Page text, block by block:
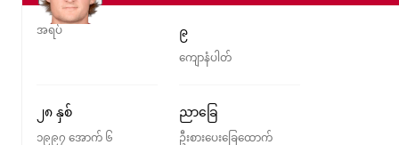
အရပ် ၉
ကျောနံပါတ်
၂၈ နှစ်
၁၉၉၇ အောက် ၆
ညာခြေ
ဦးစားပေးခြေထောက်